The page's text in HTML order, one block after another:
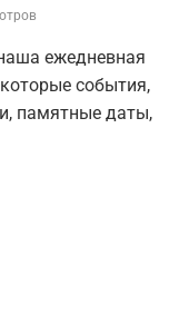
ежедневная
события,
памятные даты,